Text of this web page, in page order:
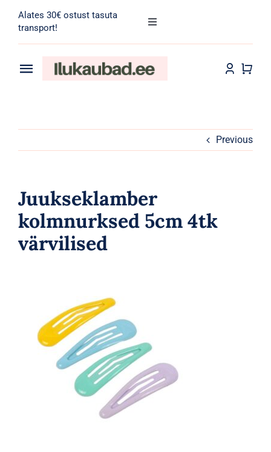
content
Alates 30€ ostust tasuta
transport!
Toggle
for:
Toggle
Meik
Tarvikud
Kaubamärgid
Eripakkumised
Previous
Juukseklamber
kolmnurksed 5cm 4tk
värvilised